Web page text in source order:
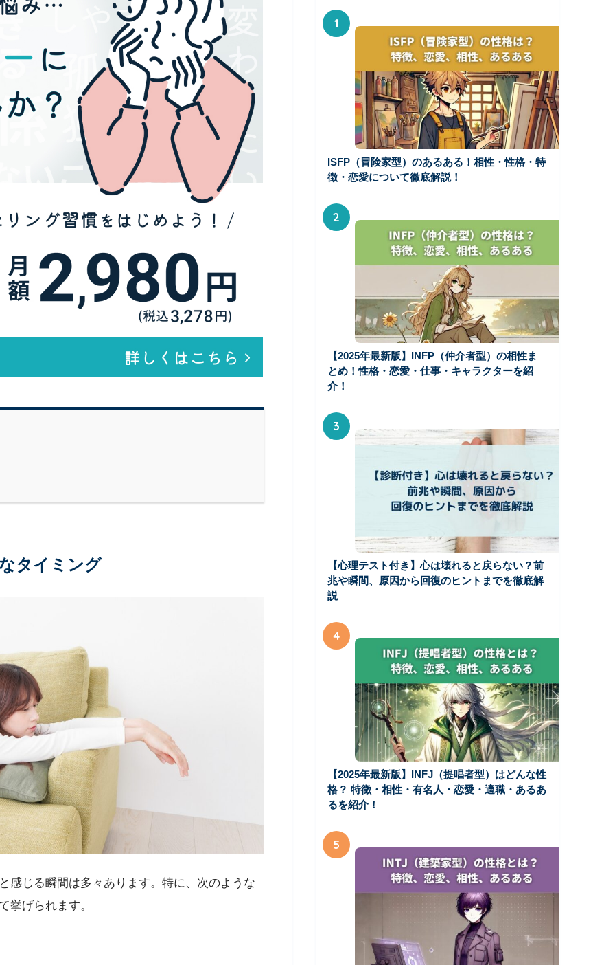
タイミング
感じる瞬間は多々あります。特に、次のような
挙げられます。
1
ISFP（冒険家型）のあるある！相性・性格・特
徴・恋愛について徹底解説！
2
【2025年最新版】INFP（仲介者型）の相性ま
とめ！性格・恋愛・仕事・キャラクターを紹
介！
3
【心理テスト付き】心は壊れると戻らない？前
兆や瞬間、原因から回復のヒントまでを徹底解
説
4
【2025年最新版】INFJ（提唱者型）はどんな性
格？ 特徴・相性・有名人・恋愛・適職・あるあ
るを紹介！
5